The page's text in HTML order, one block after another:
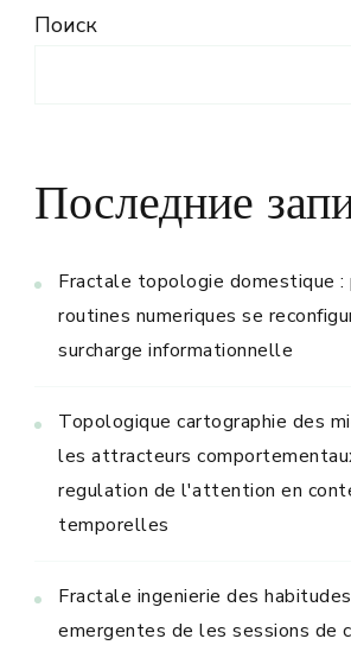
Поиск
Последние
Fractale topologie domestique :
routines numeriques se
surcharge informationnelle
Topologique cartographie des
les attracteurs
regulation de l'attention en
temporelles
Fractale ingenierie des
emergentes de les sessions de